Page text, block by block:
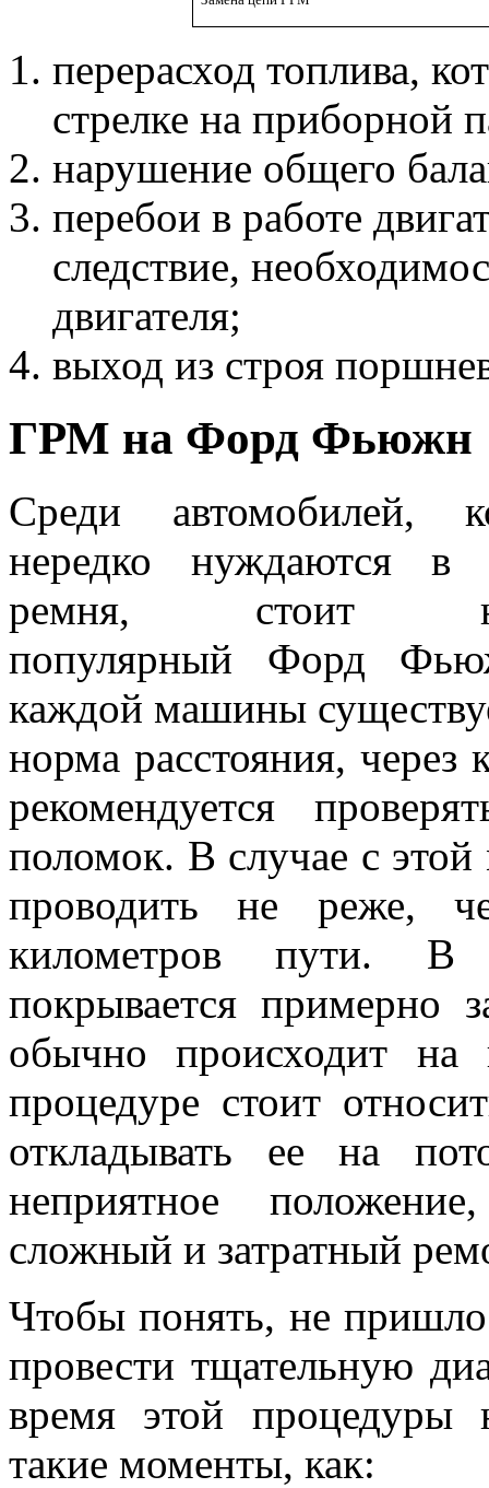
перерасход топлива,
стрелке на приборной
нарушение общего
перебои в работе
следствие,
двигателя;
выход из строя
ГРМ на Форд Фьюжн
Среди автомобилей,
нередко нуждаются в
ремня, стоит
популярный Форд
каждой машины
норма расстояния, через
рекомендуется
поломок. В случае с
проводить не реже,
километров пути. В
покрывается примерно
обычно происходит
процедуре стоит
откладывать ее на
неприятное
сложный и затратный
Чтобы понять, не
провести тщательную
время этой процедуры
такие моменты, как: